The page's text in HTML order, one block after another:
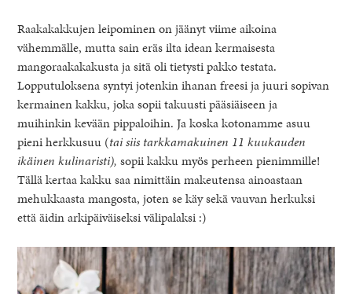
Raakakakkujen leipominen on jäänyt viime aikoina
vähemmälle, mutta sain eräs ilta idean kermaisesta
mangoraakakakusta ja sitä oli tietysti pakko testata.
Lopputuloksena syntyi jotenkin ihanan freesi ja juuri sopivan
kermainen kakku, joka sopii takuusti pääsiäiseen ja
muihinkin kevään pippaloihin. Ja koska kotonamme asuu
pieni herkkusuu (tai siis tarkkamakuinen 11 kuukauden
ikäinen kulinaristi),sopii kakku myös perheen pienimmille!
Tällä kertaa kakku saa nimittäin makeutensa ainoastaan
mehukkaasta mangosta, joten se käy sekä vauvan herkuksi
että äidin arkipäiväiseksi välipalaksi :)